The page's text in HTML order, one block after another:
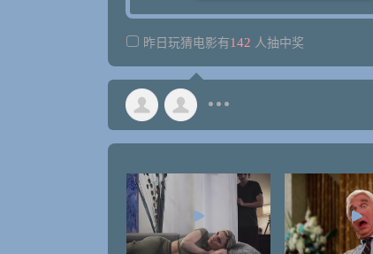
昨日玩猜电影有142 人抽中奖